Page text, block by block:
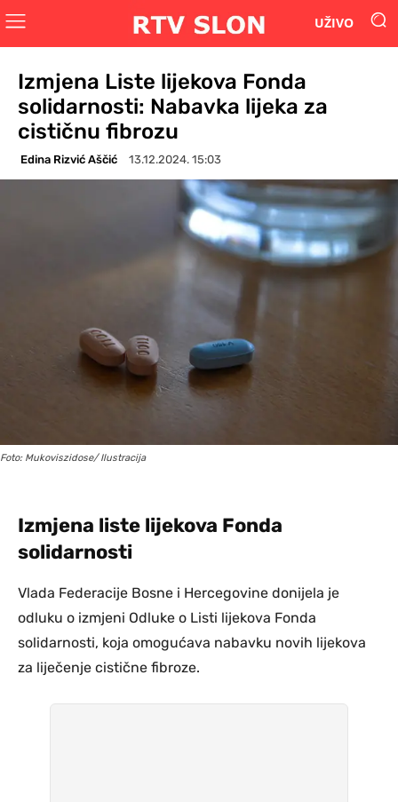
UŽIVO
Izmjena Liste lijekova Fonda
solidarnosti: Nabavka lijeka za
cističnu fibrozu
Edina Rizvić Aščić 13.12.2024. 15:03
Foto: Mukoviszidose/ Ilustracija
Izmjena liste lijekova Fonda
solidarnosti
Vlada Federacije Bosne i Hercegovine donijela je
odluku o izmjeni Odluke o Listi lijekova Fonda
solidarnosti, koja omogućava nabavku novih lijekova
za liječenje cistične fibroze.